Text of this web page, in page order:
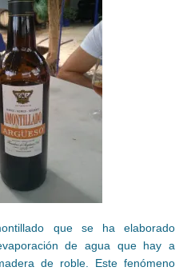
que se ha elaborado
de agua que hay a
de roble. Este fenómeno